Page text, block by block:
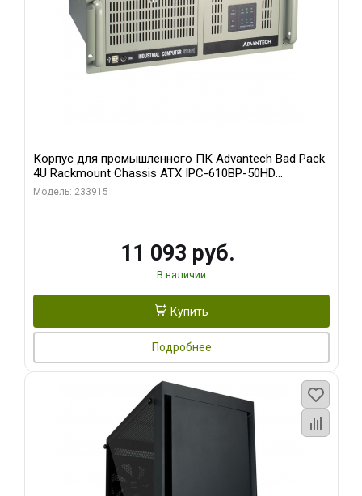
Корпус для промышленного ПК Advantech Bad Pack
4U Rackmount Chassis ATX IPC-610BP-50HD
Advantech 15 слотов, отсеки 3x5.25", 1x3.5", 2xUSB,
Модель: 233915
11 093 руб.
В наличии
Купить
Подробнее